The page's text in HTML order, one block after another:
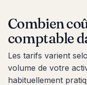
Combien
comptable
Les tarifs varient
volume de votre
habituellement